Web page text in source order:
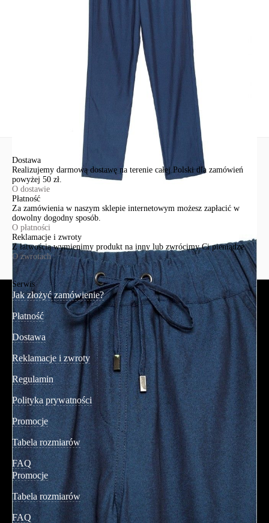
Ten produkt nie ma pytań Możesz zadać pytanie, klikając przycisk
Dostawa
Realizujemy darmową dostawę na terenie całej Polski dla zamówień
powyżej 50 zł.
O dostawie
Płatność
Za zamówienia w naszym sklepie internetowym możesz zapłacić w
dowolny dogodny sposób.
O płatności
Reklamacje i zwroty
Z łatwością wymienimy produkt na inny lub zwrócimy Ci pieniądze.
O zwrotach
Serwis
Jak złożyć zamówienie?
Płatność
Dostawa
Reklamacje i zwroty
Regulamin
Polityka prywatności
Promocje
Tabela rozmiarów
FAQ
Promocje
Tabela rozmiarów
FAQ